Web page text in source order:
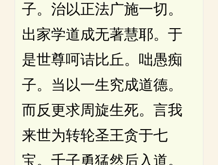
子。治以正法广施一切。
出家学道成无著慧耶。于
是世尊呵诘比丘。咄愚痴
子。当以一生究成道德。
而反更求周旋生死。言我
来世为转轮圣王贪于七
宝。千子勇猛然后入道。